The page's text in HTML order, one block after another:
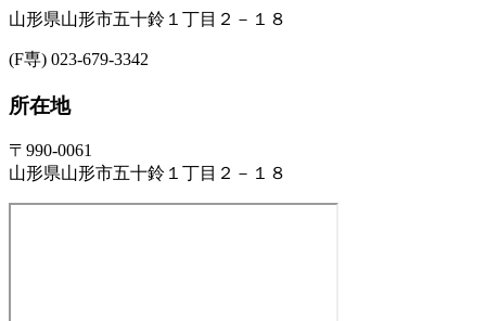
山形県山形市五十鈴１丁目２－１８
(F専) 023-679-3342
所在地
〒990-0061
山形県山形市五十鈴１丁目２－１８